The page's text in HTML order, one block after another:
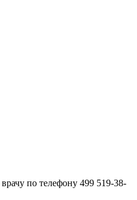
по телефону 499 519-38-